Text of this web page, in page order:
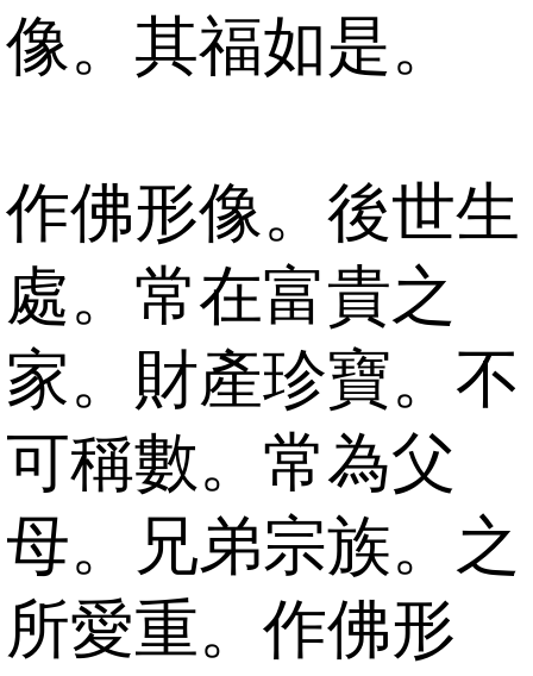
像。其福如是。
作佛形像。後世生
處。常在富貴之
家。財產珍寶。不
可稱數。常為父
母。兄弟宗族。之
所愛重。作佛形